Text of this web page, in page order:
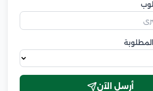
المطلوبة
أرسل الآن